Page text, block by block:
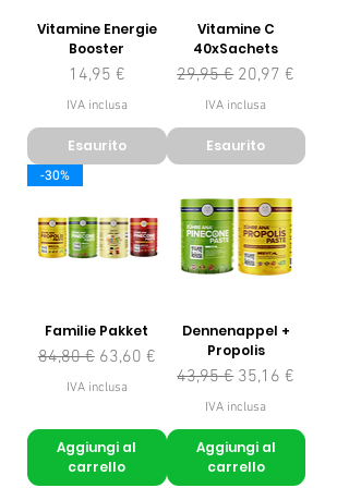
Vitamine Energie
Booster
Prezzo
14,95 €
IVA inclusa
Esaurito
Vitamine C
40xSachets
Prezzo regolare
29,95 € Prezzo scontato
20,97 €
IVA inclusa
Esaurito
-30%
Familie Pakket
Prezzo regolare
84,80 € Prezzo scontato
63,60 €
IVA inclusa
Aggiungi al
carrello
Dennenappel +
Propolis
Prezzo regolare
43,95 € Prezzo scontato
35,16 €
IVA inclusa
Aggiungi al
carrello